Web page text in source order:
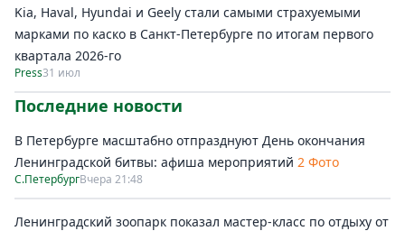
Kia, Haval, Hyundai и Geely стали самыми страхуемыми
марками по каско в Санкт-Петербурге по итогам первого
квартала 2026-го
Press31 июл
Последние новости
В Петербурге масштабно отпразднуют День окончания
Ленинградской битвы: афиша мероприятий 2 Фото
С.ПетербургВчера 21:48
Ленинградский зоопарк показал мастер-класс по отдыху от